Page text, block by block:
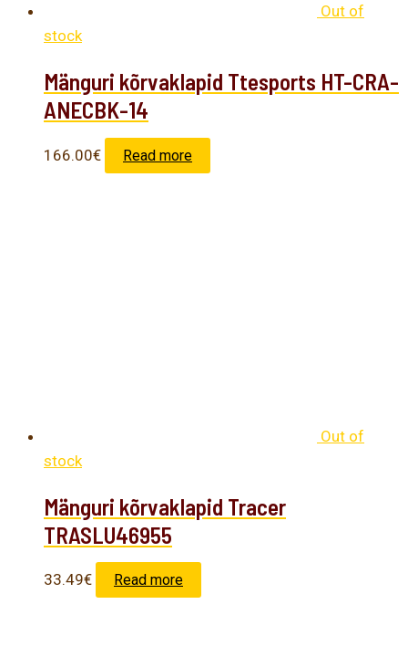
Out of
stock
Mänguri kõrvaklapid Ttesports HT-CRA-
ANECBK-14
166.00€ Read more
Out of
stock
Mänguri kõrvaklapid Tracer
TRASLU46955
33.49€ Read more